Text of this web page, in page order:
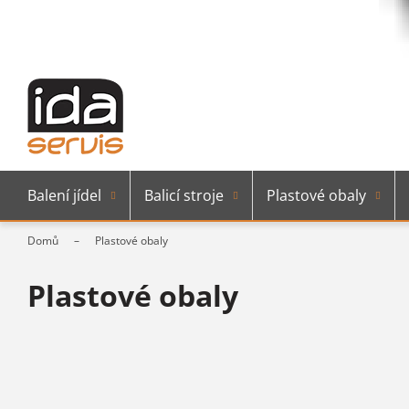
Balení jídel Balicí stroje Plastové obaly
Domů Plastové obaly
Plastové obaly